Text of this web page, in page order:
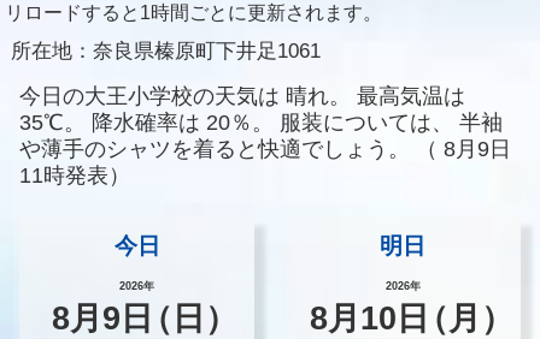
リロードすると1時間ごとに更新されます。
所在地： 奈良県榛原町下井足1061
今日の大王小学校の天気は 晴れ。
最高気温は
35℃。
降水確率は 20％。 服装については、
半袖
や薄手のシャツを着ると快適でしょう。
（ 8月9日
11時発表）
今日
2026年
8月 9 日（日）
明日
2026年
8月 10 日（月）